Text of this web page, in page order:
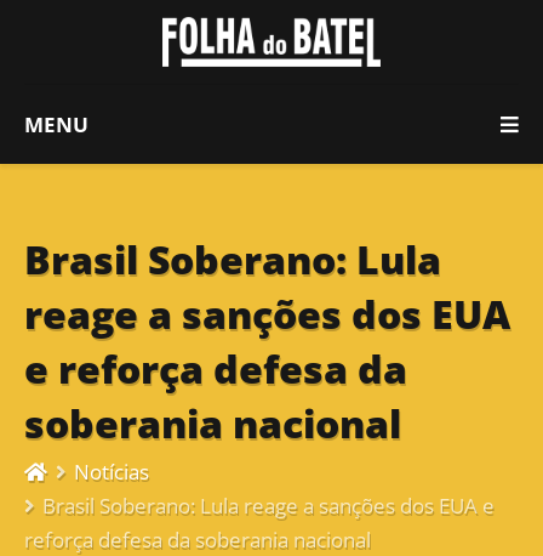
MENU
Brasil Soberano: Lula
reage a sanções dos EUA
e reforça defesa da
soberania nacional
Notícias
Brasil Soberano: Lula reage a sanções dos EUA e
reforça defesa da soberania nacional